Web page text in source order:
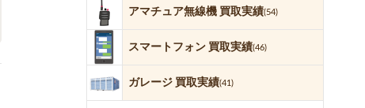
アマチュア無線機 買取実績(54)
スマートフォン 買取実績(46)
ガレージ 買取実績(41)